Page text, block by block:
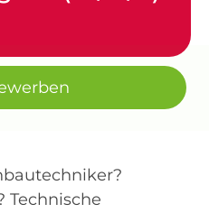
Technische